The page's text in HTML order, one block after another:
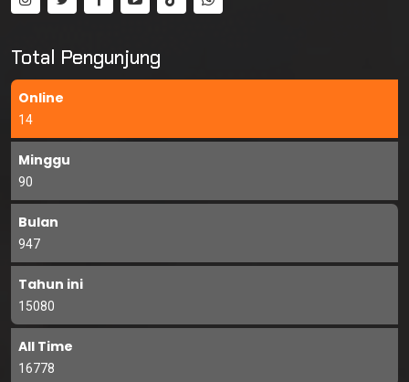
Total Pengunjung
Online
14
Minggu
90
Bulan
947
Tahun ini
15080
All Time
16778